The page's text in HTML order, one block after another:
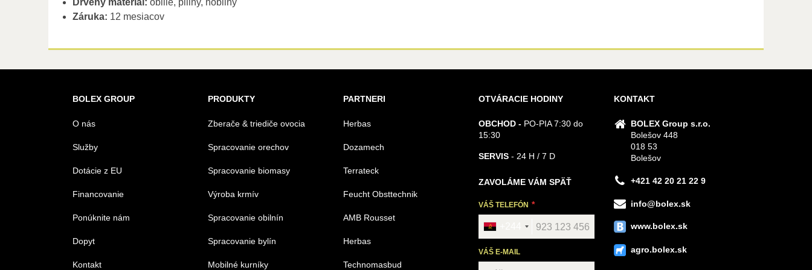
Drvený materiál: obilie, piliny, hobliny
Záruka: 12 mesiacov
BOLEX GROUP
O nás
Služby
Dotácie z EU
Financovanie
Ponúknite nám
Dopyt
Kontakt
PRODUKTY
Zberače & triediče ovocia
Spracovanie orechov
Spracovanie biomasy
Výroba krmív
Spracovanie obilnín
Spracovanie bylín
Mobilné kurníky
PARTNERI
Herbas
Dozamech
Terrateck
Feucht Obsttechnik
AMB Rousset
Herbas
Technomasbud
OTVÁRACIE HODINY
OBCHOD - PO-PIA 7:30 do
15:30
SERVIS - 24 H / 7 D
ZAVOLÁME VÁM SPÄŤ
VÁŠ TELEFÓN
VÁŠ E-MAIL
KONTAKT
BOLEX Group s.r.o.
Bolešov 448
018 53
Bolešov
+421 42 20 21 22 9
info@bolex.sk
www.bolex.sk
agro.bolex.sk